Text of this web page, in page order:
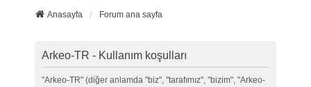
Anasayfa Forum ana sayfa
Arkeo-TR - Kullanım koşulları
"Arkeo-TR" (diğer anlamda "biz", "tarafımız", "bizim", "Arkeo-